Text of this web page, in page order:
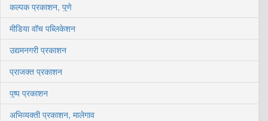
कल्पक प्रकाशन, पुणे
मीडिया वॉच पब्लिकेशन
उद्यमनगरी प्रकाशन
प्राजक्त प्रकाशन
पुष्प प्रकाशन
अभिव्यक्ती प्रकाशन, मालेगाव